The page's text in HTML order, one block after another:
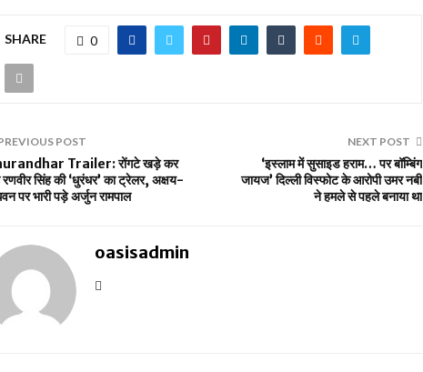
SHARE 0
POST
Trailer: रोंगटे खड़े कर
रणवीर सिंह की ‘धुरंधर’ का ट्रेलर, अक्षय-
पर भारी पड़े अर्जुन रामपाल
NEXT POST
‘इस्लाम में सुसाइड हराम… पर बॉम्बिंग
जायज’ दिल्ली विस्फोट के आरोपी उमर नबी
ने हमले से पहले बनाया था
oasisadmin